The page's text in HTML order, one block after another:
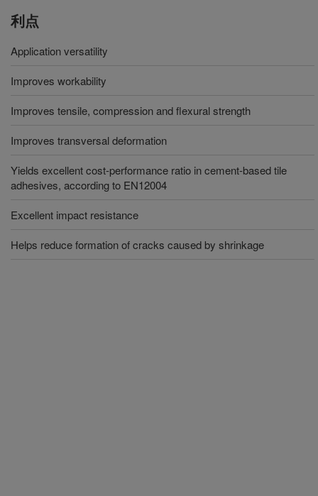
利点
Application versatility
Improves workability
Improves tensile, compression and flexural strength
Improves transversal deformation
Yields excellent cost-performance ratio in cement-based tile
adhesives, according to EN12004
Excellent impact resistance
Helps reduce formation of cracks caused by shrinkage